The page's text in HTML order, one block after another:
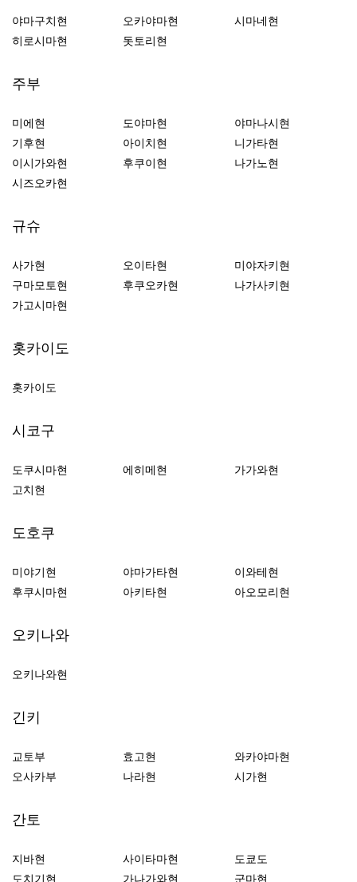
야마구치현 오카야마현
시마네현
히로시마현
돗토리현
주부
미에현 도야마현
야마나시현
기후현
아이치현
니가타현
이시가와현
후쿠이현
나가노현
시즈오카현
규슈
사가현 오이타현
미야자키현
구마모토현
후쿠오카현
나가사키현
가고시마현
홋카이도
홋카이도
시코구
도쿠시마현 에히메현
가가와현
고치현
도호쿠
미야기현 야마가타현
이와테현
후쿠시마현
아키타현 아오모리현
오키나와
오키나와현
긴키
교토부 효고현
와카야마현
오사카부
나라현 시가현
간토
지바현 사이타마현
도쿄도
도치기현
가나가와현 군마현